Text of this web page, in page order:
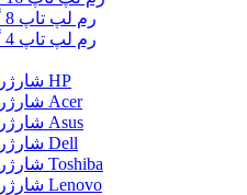
رم لپ تاپ 8 گیگابایت
رم لپ تاپ 4 گیگابایت
شارژر لپ تاپ HP
شارژر لپ تاپ Acer
شارژر لپ تاپ Asus
شارژر لپ تاپ Dell
شارژر لپ تاپ Toshiba
شارژر لپ تاپ Lenovo